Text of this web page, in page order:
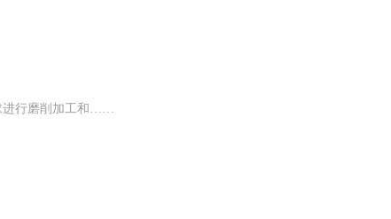
进行磨削加工和……